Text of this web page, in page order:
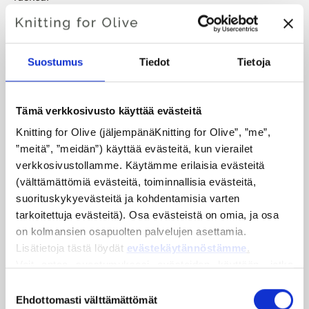
Suostumus Tiedot Tietoja
Tämä verkkosivusto käyttää evästeitä
Knitting for Olive (jäljempänäKnitting for Olive”, ”me”,
”meitä”, ”meidän”) käyttää evästeitä, kun vierailet
verkkosivustollamme. Käytämme erilaisia evästeitä
(välttämättömiä evästeitä, toiminnallisia evästeitä,
suorituskykyevästeitä ja kohdentamisia varten
tarkoitettuja evästeitä). Osa evästeistä on omia, ja osa
on kolmansien osapuolten palvelujen asettamia.
Lisätietoja tästä löydät evästekäytännöstämme.
Suostumuksesi tarkoittaa, että evästeitä voidaan
valinta
Ehdottomasti välttämättömät
: Neutraali
Sopii hyvin myös
: Pehmeä syksy
Knitting for Olive Heavy Merino koostuu 100 %
Se on pehmeä ja herkullinen lanka, joka on hieman
hienojakoisempi kuin ohut Merinolankamme.
Merinovillamme on peräisin Uudessa-Seelannissa
kasvatetuista lampaista, joissa ei käytetä muulia. Villa
voidaan jäljittää suoraan tilalle, jolta se on peräisin. Näin
tiedämme tarkalleen, miltä tilalta, miltä viljelijöiltä ja miltä
lampaalta villamme on peräisin.
Merinovillalla on monia erinomaisia ominaisuuksia. Se